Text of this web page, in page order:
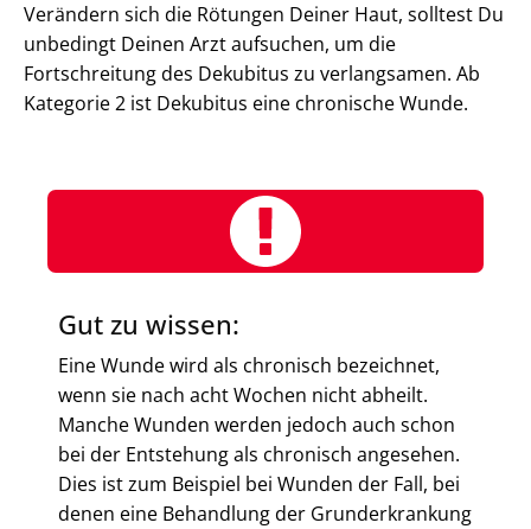
Verändern sich die Rötungen Deiner Haut, solltest Du
unbedingt Deinen Arzt aufsuchen, um die
Fortschreitung des Dekubitus zu verlangsamen. Ab
Kategorie 2 ist Dekubitus eine chronische Wunde.
Gut zu wissen:
Eine Wunde wird als chronisch bezeichnet,
wenn sie nach acht Wochen nicht abheilt.
Manche Wunden werden jedoch auch schon
bei der Entstehung als chronisch angesehen.
Dies ist zum Beispiel bei Wunden der Fall, bei
denen eine Behandlung der Grunderkrankung